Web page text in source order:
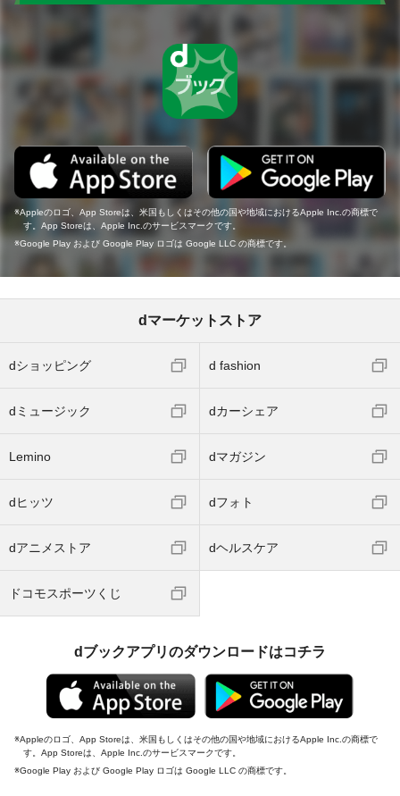
Appleのロゴ、App Storeは、米国もしくはその他の国や地域におけるApple Inc.の商標で
す。App Storeは、Apple Inc.のサービスマークです。
Google Play および Google Play ロゴは Google LLC の商標です。
dマーケットストア
dショッピング d fashion
dミュージック dカーシェア
Lemino dマガジン
dヒッツ dフォト
dアニメストア dヘルスケア
ドコモスポーツくじ
dブックアプリのダウンロードはコチラ
Appleのロゴ、App Storeは、米国もしくはその他の国や地域におけるApple Inc.の商標で
す。App Storeは、Apple Inc.のサービスマークです。
Google Play および Google Play ロゴは Google LLC の商標です。